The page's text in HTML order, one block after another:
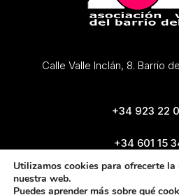
Calle Valle Inclán, 8. Barrio
+34 923 22
+34 601 15
Utilizamos cookies para ofrecerte la
nuestra web.
Puedes aprender más sobre qué